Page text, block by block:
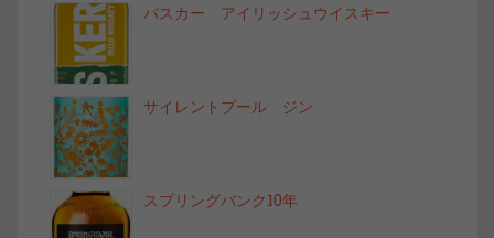
バスカー アイリッシュウイスキー
サイレントプール ジン
スプリングバンク10年